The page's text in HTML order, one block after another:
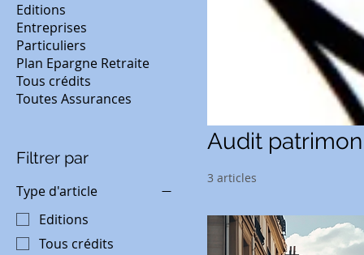
Editions
Entreprises
Particuliers
Plan Epargne Retraite
Tous crédits
Toutes Assurances
Filtrer par
Type d'article
Editions
Tous crédits
Audit
3 articles